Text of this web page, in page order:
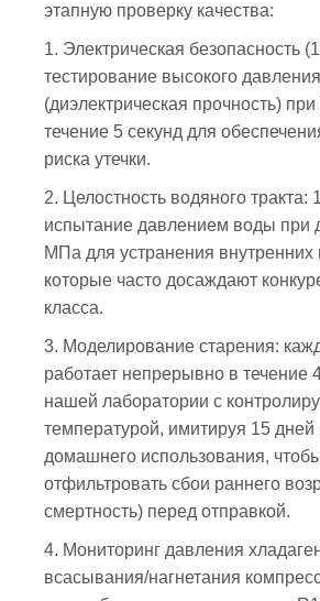
этапную проверку качества:
1. Электрическая безопасность
тестирование высокого давления
(диэлектрическая прочность)
течение 5 секунд для
риска утечки.
2. Целостность водяного тракта:
испытание давлением воды при
МПа для устранения внутренних
которые часто досаждают
класса.
3. Моделирование старения:
работает непрерывно в течение
нашей лаборатории с
температурой, имитируя 15 дней
домашнего использования,
отфильтровать сбои раннего
смертность) перед отправкой.
4. Мониторинг давления
всасывания/нагнетания